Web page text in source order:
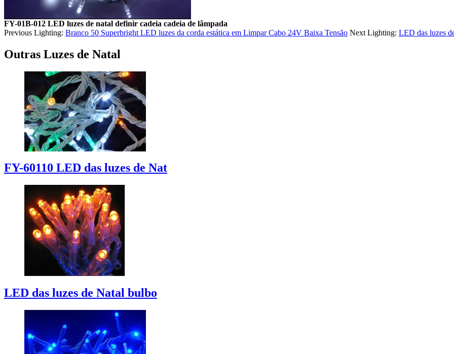
FY-01B-012 LED luzes de natal definir cadeia cadeia de lâmpada
Previous Lighting: Branco 50 Superbright LED luzes da corda estática em Limpar Cabo 24V Baixa Tensão Next Lighting: LED das luzes
Outras Luzes de Natal
FY-60110 LED das luzes de Nat
LED das luzes de Natal bulbo